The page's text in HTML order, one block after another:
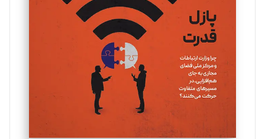
یسنا امان‌پور
تحریریه
ملینا جعفری
تحریریه
مصطفی مسجدی آرانی